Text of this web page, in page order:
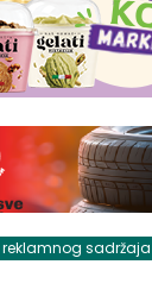
reklamnog sadržaja